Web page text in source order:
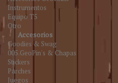
Instrumentos
Equipo T5
Otro
Accesorios
Goodies & Swag
005.GeoPin's & Chapas
Stickers
Parches
Juegos